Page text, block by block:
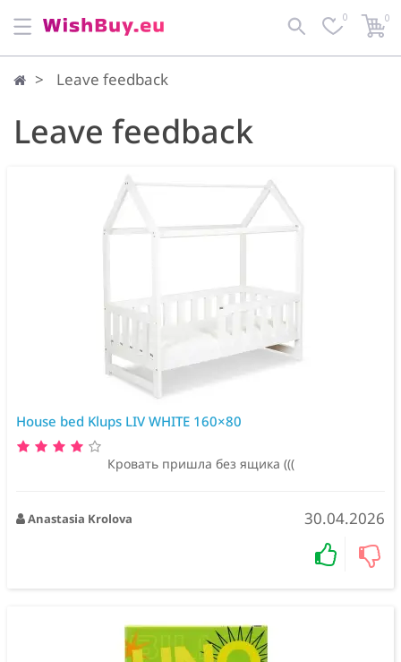
0 0
Leave feedback
Leave feedback
House bed Klups LIV WHITE 160×80
Кровать пришла без ящика (((
Anastasia Krolova 30.04.2026